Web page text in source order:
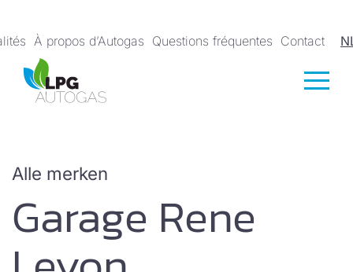
À propos d’Autogas Questions fréquentes Contact
Alle merken
Garage Rene